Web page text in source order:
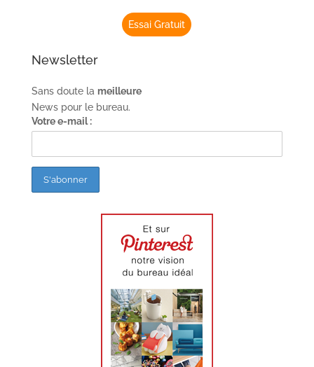
Essai Gratuit
Newsletter
Sans doute la meilleure
News pour le bureau.
Votre e-mail :